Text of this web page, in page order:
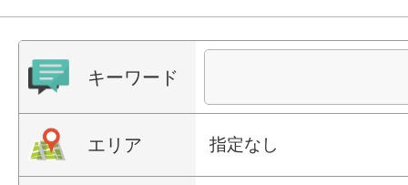
キーワード
エリア 指定なし